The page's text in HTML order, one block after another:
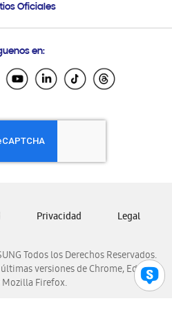
de Compra
vía eMail
Oficiales
Ecuador
El Salvador
Honduras
Nicaragua
Panamá
Venezuela
en:
Todos los Derechos Reservados.
versiones de Chrome, Edge,
Firefox.
Privacidad Legal